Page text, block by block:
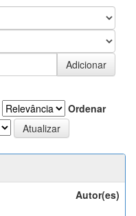
Ordenar
Autor(es)